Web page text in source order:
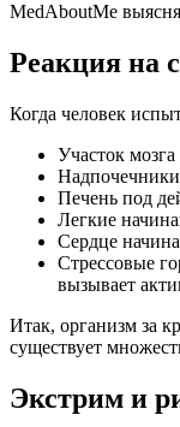
MedAboutMe
Реакция на
Когда человек
Участок
Печень под
Легкие
Сердце
Стрессовые
вызывает
Итак, организм за
существует
Экстрим и